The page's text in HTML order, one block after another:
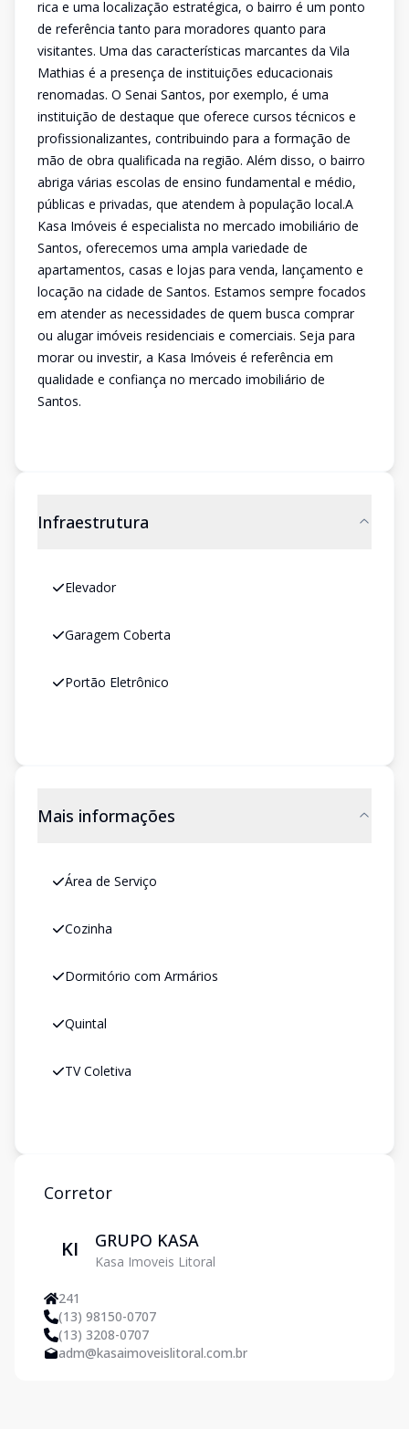
rica e uma localização estratégica, o bairro é um ponto
de referência tanto para moradores quanto para
visitantes. Uma das características marcantes da Vila
Mathias é a presença de instituições educacionais
renomadas. O Senai Santos, por exemplo, é uma
instituição de destaque que oferece cursos técnicos e
profissionalizantes, contribuindo para a formação de
mão de obra qualificada na região. Além disso, o bairro
abriga várias escolas de ensino fundamental e médio,
públicas e privadas, que atendem à população local.A
Kasa Imóveis é especialista no mercado imobiliário de
Santos, oferecemos uma ampla variedade de
apartamentos, casas e lojas para venda, lançamento e
locação na cidade de Santos. Estamos sempre focados
em atender as necessidades de quem busca comprar
ou alugar imóveis residenciais e comerciais. Seja para
morar ou investir, a Kasa Imóveis é referência em
qualidade e confiança no mercado imobiliário de
Santos.
Infraestrutura
Elevador
Garagem Coberta
Portão Eletrônico
Mais informações
Área de Serviço
Cozinha
Dormitório com Armários
Quintal
TV Coletiva
Corretor
KI GRUPO KASA
Kasa Imoveis Litoral
241
(13) 98150-0707
(13) 3208-0707
adm@kasaimoveislitoral.com.br